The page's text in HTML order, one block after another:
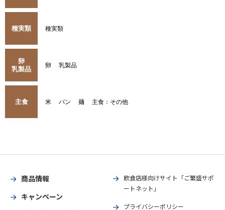
種実類 種実類
卵
乳製品
卵 乳製品
主食 米 パン 麺 主食：その他
商品情報
キャンペーン
飲食店様向けサイト「ご繁盛サポ
ートネット」
プライバシーポリシー